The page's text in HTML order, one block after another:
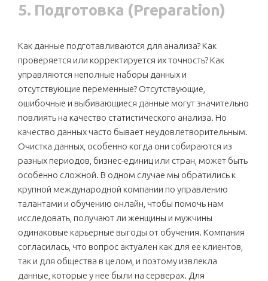
5. Подготовка (Preparation)
Как данные подготавливаются для анализа? Как
проверяется или корректируется их точность? Как
управляются неполные наборы данных и
отсутствующие переменные? Отсутствующие,
ошибочные и выбивающиеся данные могут значительно
повлиять на качество статистического анализа. Но
качество данных часто бывает неудовлетворительным.
Очистка данных, особенно когда они собираются из
разных периодов, бизнес-единиц или стран, может быть
особенно сложной. В одном случае мы обратились к
крупной международной компании по управлению
талантами и обучению онлайн, чтобы помочь нам
исследовать, получают ли женщины и мужчины
одинаковые карьерные выгоды от обучения. Компания
согласилась, что вопрос актуален как для ее клиентов,
так и для общества в целом, и поэтому извлекла
данные, которые у нее были на серверах. Для